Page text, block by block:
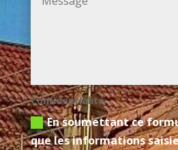
Confidentialité
En soumettant ce
que les informations